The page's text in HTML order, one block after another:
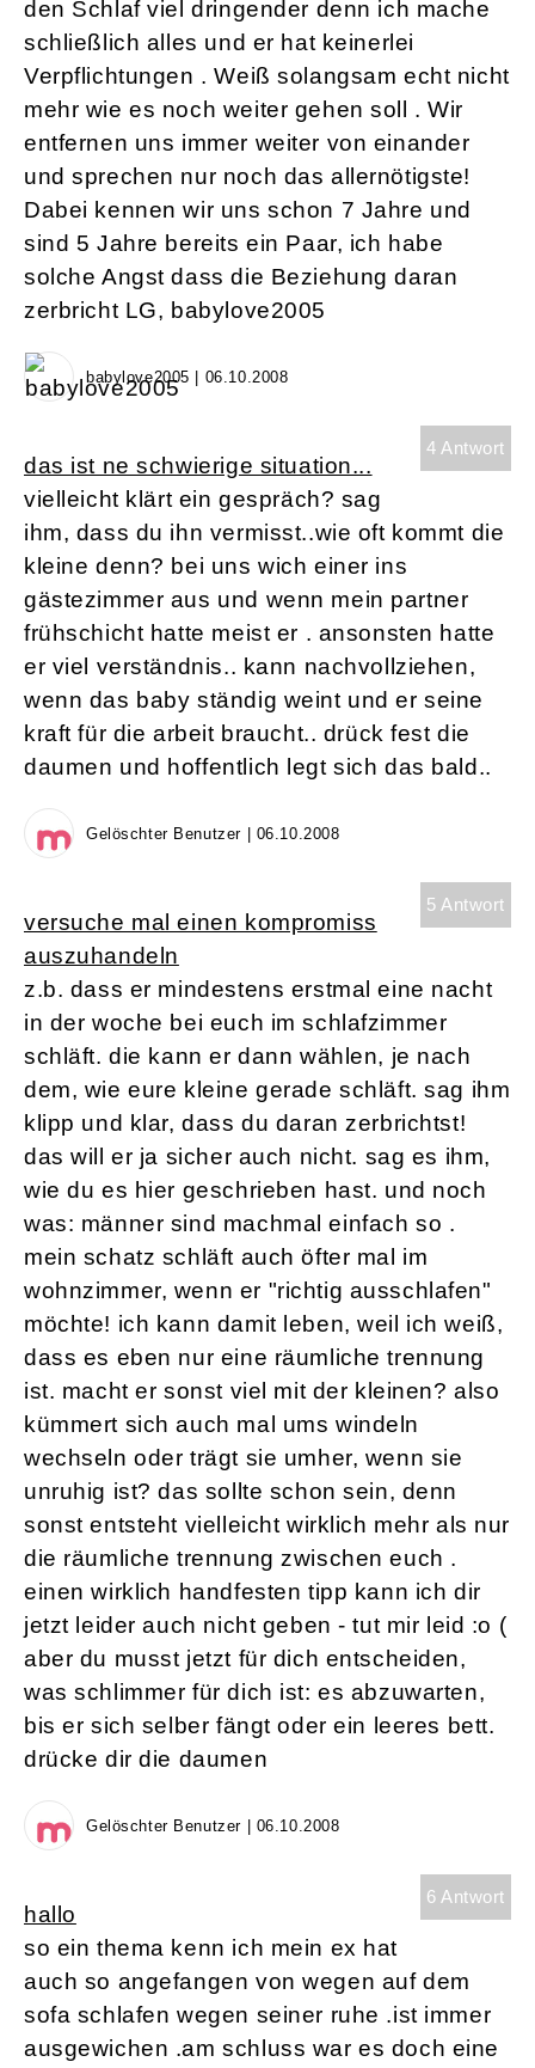
den Schlaf viel dringender denn ich mache
schließlich alles und er hat keinerlei
Verpflichtungen . Weiß solangsam echt nicht
mehr wie es noch weiter gehen soll . Wir
entfernen uns immer weiter von einander
und sprechen nur noch das allernötigste!
Dabei kennen wir uns schon 7 Jahre und
sind 5 Jahre bereits ein Paar, ich habe
solche Angst dass die Beziehung daran
zerbricht LG, babylove2005
babylove2005 | 06.10.2008
4 Antwort
das ist ne schwierige situation...
vielleicht klärt ein gespräch? sag
ihm, dass du ihn vermisst..wie oft kommt die
kleine denn? bei uns wich einer ins
gästezimmer aus und wenn mein partner
frühschicht hatte meist er . ansonsten hatte
er viel verständnis.. kann nachvollziehen,
wenn das baby ständig weint und er seine
kraft für die arbeit braucht.. drück fest die
daumen und hoffentlich legt sich das bald..
Gelöschter Benutzer | 06.10.2008
5 Antwort
versuche mal einen kompromiss
auszuhandeln
z.b. dass er mindestens erstmal eine nacht
in der woche bei euch im schlafzimmer
schläft. die kann er dann wählen, je nach
dem, wie eure kleine gerade schläft. sag ihm
klipp und klar, dass du daran zerbrichtst!
das will er ja sicher auch nicht. sag es ihm,
wie du es hier geschrieben hast. und noch
was: männer sind machmal einfach so .
mein schatz schläft auch öfter mal im
wohnzimmer, wenn er "richtig ausschlafen"
möchte! ich kann damit leben, weil ich weiß,
dass es eben nur eine räumliche trennung
ist. macht er sonst viel mit der kleinen? also
kümmert sich auch mal ums windeln
wechseln oder trägt sie umher, wenn sie
unruhig ist? das sollte schon sein, denn
sonst entsteht vielleicht wirklich mehr als nur
die räumliche trennung zwischen euch .
einen wirklich handfesten tipp kann ich dir
jetzt leider auch nicht geben - tut mir leid :o (
aber du musst jetzt für dich entscheiden,
was schlimmer für dich ist: es abzuwarten,
bis er sich selber fängt oder ein leeres bett.
drücke dir die daumen
Gelöschter Benutzer | 06.10.2008
6 Antwort
hallo
so ein thema kenn ich mein ex hat
auch so angefangen von wegen auf dem
sofa schlafen wegen seiner ruhe .ist immer
ausgewichen .am schluss war es doch eine